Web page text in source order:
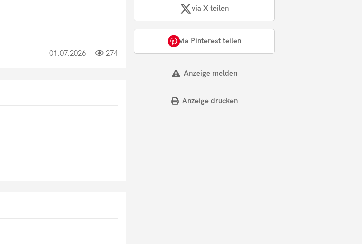
01.07.2026 274
via X teilen
via Pinterest teilen
Anzeige melden
Anzeige drucken